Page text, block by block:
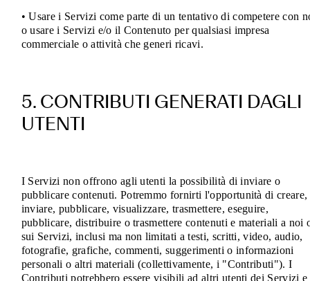
• Usare i Servizi come parte di un tentativo di competere con
o usare i Servizi e/o il Contenuto per qualsiasi impresa
commerciale o attività che generi ricavi.
5. CONTRIBUTI GENERATI DAGLI
UTENTI
I Servizi non offrono agli utenti la possibilità di inviare o
pubblicare contenuti. Potremmo fornirti l'opportunità di creare,
inviare, pubblicare, visualizzare, trasmettere, eseguire,
pubblicare, distribuire o trasmettere contenuti e materiali a noi
sui Servizi, inclusi ma non limitati a testi, scritti, video, audio,
fotografie, grafiche, commenti, suggerimenti o informazioni
personali o altri materiali (collettivamente, i "Contributi"). I
Contributi potrebbero essere visibili ad altri utenti dei Servizi e